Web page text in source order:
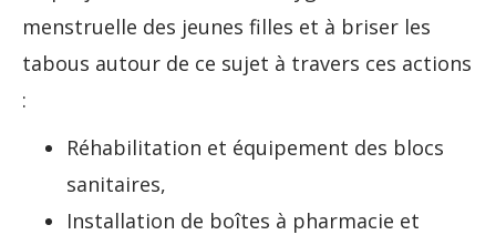
menstruelle des jeunes filles et à briser les
tabous autour de ce sujet à travers ces actions
:
Réhabilitation et équipement des blocs
sanitaires,
Installation de boîtes à pharmacie et